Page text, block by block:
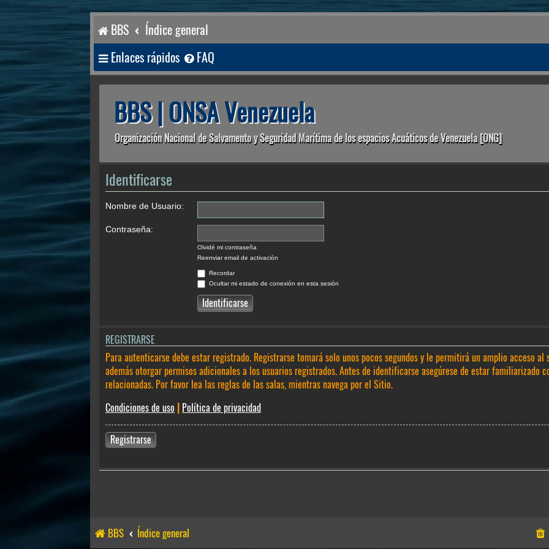
BBS Índice general
Enlaces rápidos FAQ
BBS | ONSA Venezuela
Organización Nacional de Salvamento y Seguridad Marítima de los espacios Acuáticos de Venezuela [ONG]
Identificarse
Nombre de Usuario:
Contraseña:
Olvidé mi contraseña
Reenviar email de activación
Recordar
Ocultar mi estado de conexión en esta sesión
REGISTRARSE
Para autenticarse debe estar registrado. Registrarse tomará solo unos pocos segundos y le permitirá un amplio acceso
además otorgar permisos adicionales a los usuarios registrados. Antes de identificarse asegúrese de estar familiarizado
relacionadas. Por favor lea las reglas de las salas, mientras navega por el Sitio.
Condiciones de uso
Política de privacidad
Registrarse
BBS Índice general